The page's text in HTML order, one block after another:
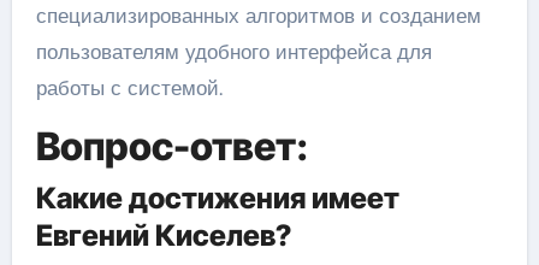
специализированных алгоритмов и созданием
пользователям удобного интерфейса для
работы с системой.
Вопрос-ответ:
Какие достижения имеет
Евгений Киселев?